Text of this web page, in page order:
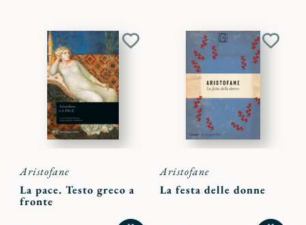
Aggiungi
Aristofane
La pace. Testo greco a
fronte
Aristofane
La festa delle donne